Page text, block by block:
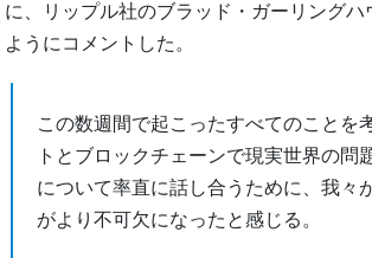
に、リップル社のブラッド・ガーリング
ようにコメントした。
この数週間で起こったすべてのことを
トとブロックチェーンで現実世界の問
について率直に話し合うために、我々
がより不可欠になったと感じる。